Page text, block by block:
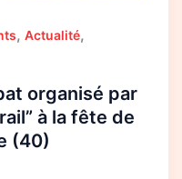
, Actualité,
organisé par
à la fête de
(40)